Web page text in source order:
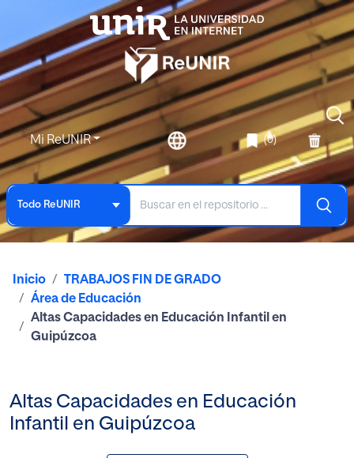
Mi ReUNIR (0)
Todo ReUNIR
Inicio
TRABAJOS FIN DE GRADO
Área de Educación
Altas Capacidades en Educación Infantil en
Guipúzcoa
Altas Capacidades en Educación
Infantil en Guipúzcoa